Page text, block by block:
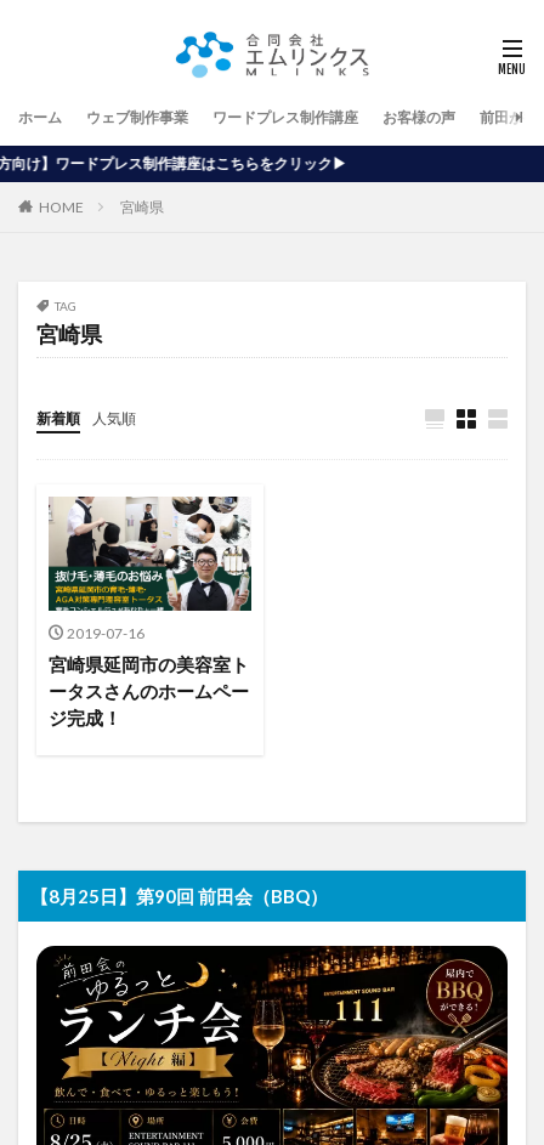
ホーム ウェブ制作事業 ワードプレス制作講座 お客様の声 前田が行
作講座はこちらをクリック▶
HOME 宮崎県
TAG
宮崎県
新着順 人気順
2019-07-16
宮崎県延岡市の美容室ト
ータスさんのホームペー
ジ完成！
【8月25日】第90回 前田会（BBQ）